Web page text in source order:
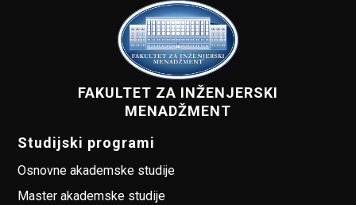
FAKULTET ZA INŽENJERSKI
MENADŽMENT
Studijski programi
Osnovne akademske studije
Master akademske studije